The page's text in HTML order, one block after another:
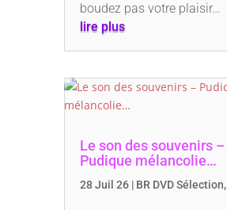
boudez pas votre plaisir…
lire plus
Le son des souvenirs –
Pudique mélancolie…
28 Juil 26| BR DVD Sélection,